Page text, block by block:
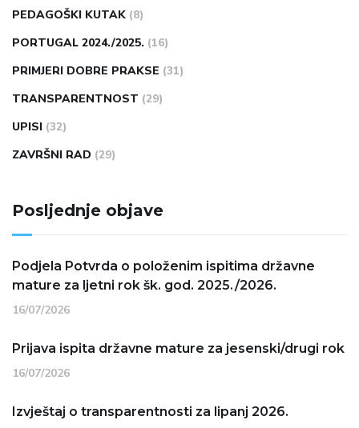
PEDAGOŠKI KUTAK (8)
PORTUGAL 2024./2025. (16)
PRIMJERI DOBRE PRAKSE (31)
TRANSPARENTNOST (29)
UPISI (32)
ZAVRŠNI RAD (29)
Posljednje objave
Podjela Potvrda o položenim ispitima državne
mature za ljetni rok šk. god. 2025./2026.
16/07/2026
Prijava ispita državne mature za jesenski/drugi rok
16/07/2026
Izvještaj o transparentnosti za lipanj 2026.